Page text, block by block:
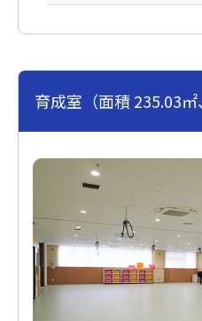
育成室（面積 235.03㎡